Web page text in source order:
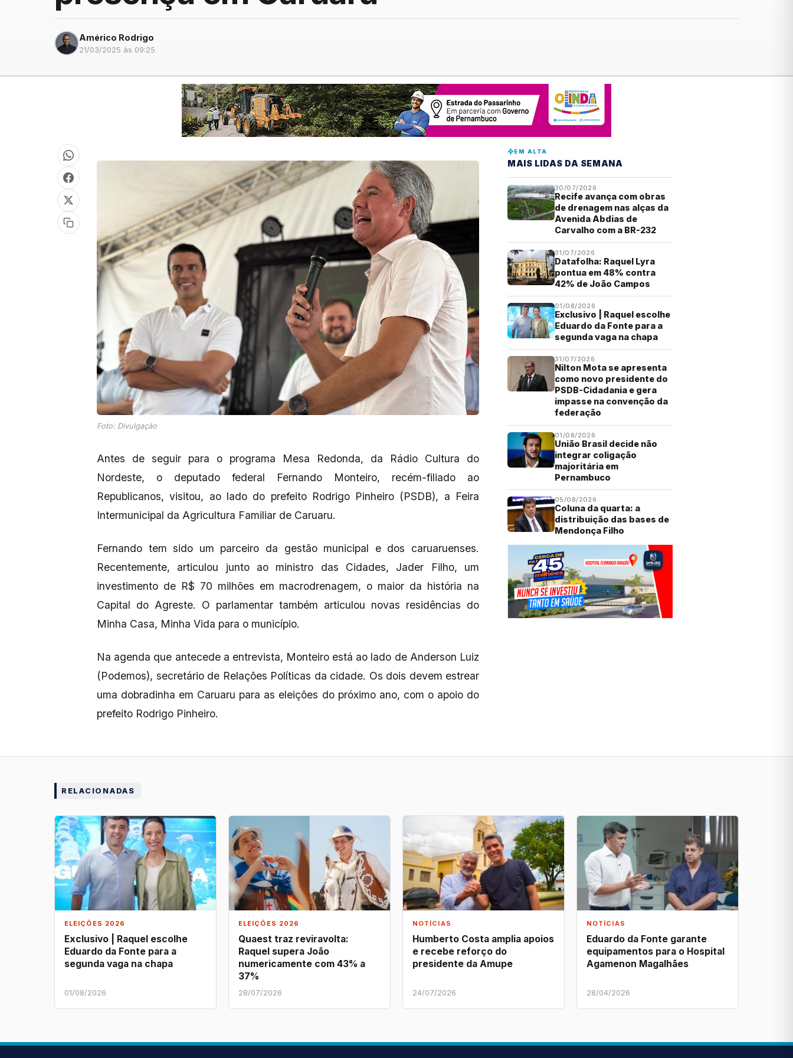
Américo Rodrigo
21/03/2025 às 09:25
Foto: Divulgação
Antes de seguir para o programa Mesa Redonda, da Rádio Cultura do
Nordeste, o deputado federal Fernando Monteiro, recém-filiado ao
Republicanos, visitou, ao lado do prefeito Rodrigo Pinheiro (PSDB), a Feira
Intermunicipal da Agricultura Familiar de Caruaru.
Fernando tem sido um parceiro da gestão municipal e dos caruaruenses.
Recentemente, articulou junto ao ministro das Cidades, Jader Filho, um
investimento de R$ 70 milhões em macrodrenagem, o maior da história na
Capital do Agreste. O parlamentar também articulou novas residências do
Minha Casa, Minha Vida para o município.
Na agenda que antecede a entrevista, Monteiro está ao lado de Anderson Luiz
(Podemos), secretário de Relações Políticas da cidade. Os dois devem estrear
uma dobradinha em Caruaru para as eleições do próximo ano, com o apoio do
prefeito Rodrigo Pinheiro.
EM ALTA
MAIS LIDAS DA SEMANA
30/07/2026
Recife avança com obras
de drenagem nas alças da
Avenida Abdias de
Carvalho com a BR-232
31/07/2026
Datafolha: Raquel Lyra
pontua em 48% contra
42% de João Campos
01/08/2026
Exclusivo | Raquel escolhe
Eduardo da Fonte para a
segunda vaga na chapa
31/07/2026
Nilton Mota se apresenta
como novo presidente do
PSDB-Cidadania e gera
impasse na convenção da
federação
01/08/2026
União Brasil decide não
integrar coligação
majoritária em
Pernambuco
05/08/2026
Coluna da quarta: a
distribuição das bases de
Mendonça Filho
RELACIONADAS
ELEIÇÕES 2026
Exclusivo | Raquel escolhe
Eduardo da Fonte para a
segunda vaga na chapa
01/08/2026
ELEIÇÕES 2026
Quaest traz reviravolta:
Raquel supera João
numericamente com 43% a
37%
28/07/2026
NOTÍCIAS
Humberto Costa amplia apoios
e recebe reforço do
presidente da Amupe
24/07/2026
NOTÍCIAS
Eduardo da Fonte garante
equipamentos para o Hospital
Agamenon Magalhães
28/04/2026